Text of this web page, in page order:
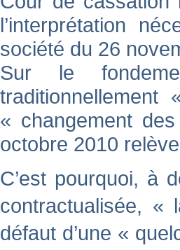
l’interprétation
société du 26
Sur le
« changement
octobre 2010
C’est pourquoi, à
contractualisée, «
défaut d’une «